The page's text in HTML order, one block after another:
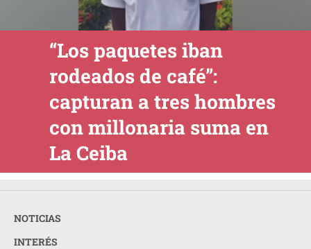
“Los paquetes iban
rodeados de café”:
capturan a tres hombres
con millonaria suma en
La Ceiba
NOTICIAS
INTERÉS